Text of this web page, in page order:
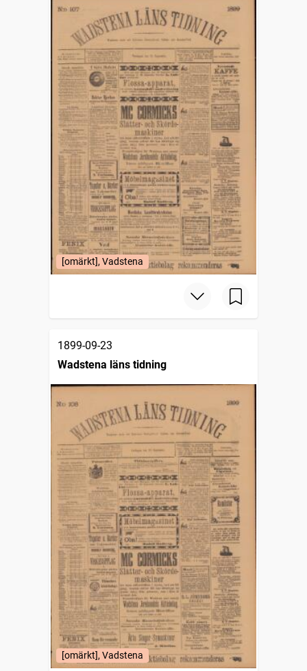
[omärkt], Vadstena
1899-09-23
Wadstena läns tidning
[omärkt], Vadstena